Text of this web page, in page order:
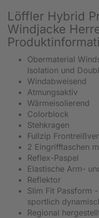
Löffler Hybrid
Windjacke
Obermaterial
Isolation und
Windabweisend
Atmungsaktiv
Wärmeisolierend
Colorblock
Stehkragen
Fullzip
2 Eingrifftaschen
Reflex-Paspel
Elastische Arm-
Reflektor
Slim Fit Passform
sportlich
Regional